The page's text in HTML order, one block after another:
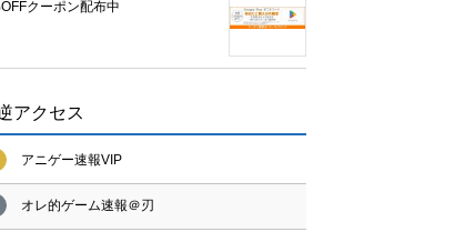
クーポン配布中
アクセス
アニゲー速報VIP
オレ的ゲーム速報＠刃